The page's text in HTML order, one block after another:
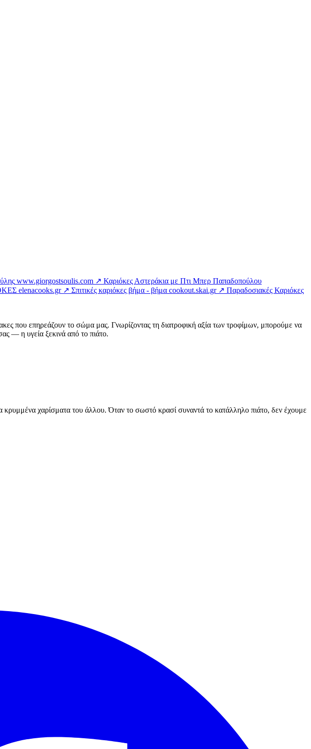
www.giorgostsoulis.com ↗ Καριόκες Αστεράκια με Πτι Μπερ Παπαδοπούλου
elenacooks.gr ↗ Σπιτικές καριόκες βήμα - βήμα cookout.skai.gr ↗ Παραδοσιακές Καριόκες
που επηρεάζουν το σώμα μας. Γνωρίζοντας τη διατροφική αξία των τροφίμων, μπορούμε να
— η υγεία ξεκινά από το πιάτο.
κρυμμένα χαρίσματα του άλλου. Όταν το σωστό κρασί συναντά το κατάλληλο πιάτο, δεν έχουμε